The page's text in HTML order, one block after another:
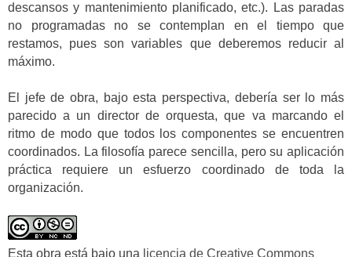
descansos y mantenimiento planificado, etc.). Las paradas
no programadas no se contemplan en el tiempo que
restamos, pues son variables que deberemos reducir al
máximo.
El jefe de obra, bajo esta perspectiva, debería ser lo más
parecido a un director de orquesta, que va marcando el
ritmo de modo que todos los componentes se encuentren
coordinados. La filosofía parece sencilla, pero su aplicación
práctica requiere un esfuerzo coordinado de toda la
organización.
Esta obra está bajo una licencia de Creative Commons